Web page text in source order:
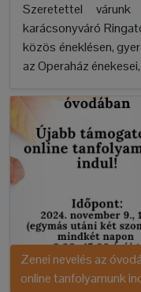
Szeretettel várunk
karácsonyváró
közös éneklésen,
az Operaház
Zenei nevelés az
online tanfolyamunk